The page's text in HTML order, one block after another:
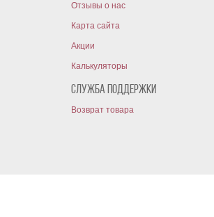
Отзывы о нас
Карта сайта
Акции
Калькуляторы
Служба поддержки
Возврат товара